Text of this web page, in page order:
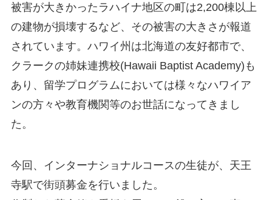
被害が大きかったラハイナ地区の町は2,200棟以上
の建物が損壊するなど、その被害の大きさが報道
されています。ハワイ州は北海道の友好都市で、
クラークの姉妹連携校(Hawaii Baptist Academy)も
あり、留学プログラムにおいては様々なハワイア
ンの方々や教育機関等のお世話になってきまし
た。
今回、インターナショナルコースの生徒が、天王
寺駅で街頭募金を行いました。